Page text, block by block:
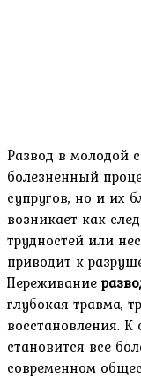
Развод в молодой
болезненный
супругов, но и их
возникает как
трудностей или
приводит к
Переживание
глубокая травма,
восстановления.
становится все
современном